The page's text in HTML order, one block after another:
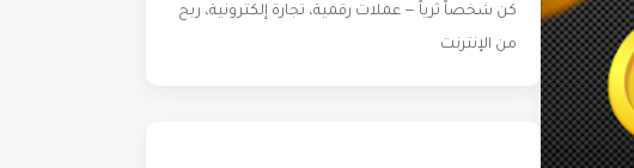
كن شخصاً ثرياً — عملات رقمية، تجارة إلكترونية، ربح
من الإنترنت